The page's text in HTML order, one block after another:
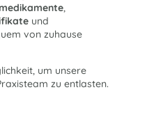
,
und
von zuhause
um unsere
zu entlasten.